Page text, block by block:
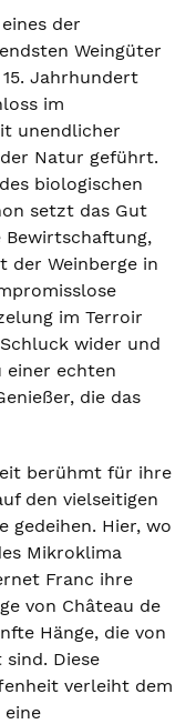
der
Weingüter
Jahrhundert
im
unendlicher
Natur geführt.
biologischen
setzt das Gut
der Weinberge in
im Terroir
wider und
einer echten
die das
berühmt für ihre
den vielseitigen
gedeihen. Hier, wo
Mikroklima
Franc ihre
von Château de
Hänge, die von
Diese
verleiht dem
eine